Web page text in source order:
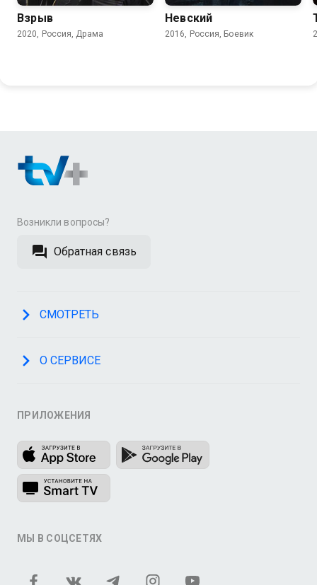
Взрыв
2020, Россия, Драма
Невский
2016, Россия, Боевик
Возникли вопросы?
Обратная связь
СМОТРЕТЬ
О СЕРВИСЕ
ПРИЛОЖЕНИЯ
МЫ В СОЦСЕТЯХ